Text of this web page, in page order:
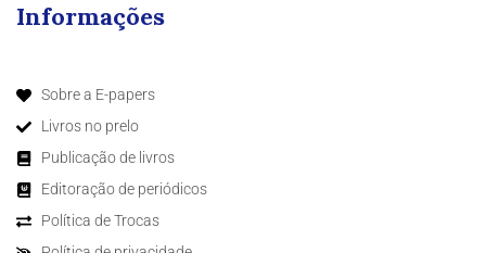
Informações
Sobre a E-papers
Livros no prelo
Publicação de livros
Editoração de periódicos
Política de Trocas